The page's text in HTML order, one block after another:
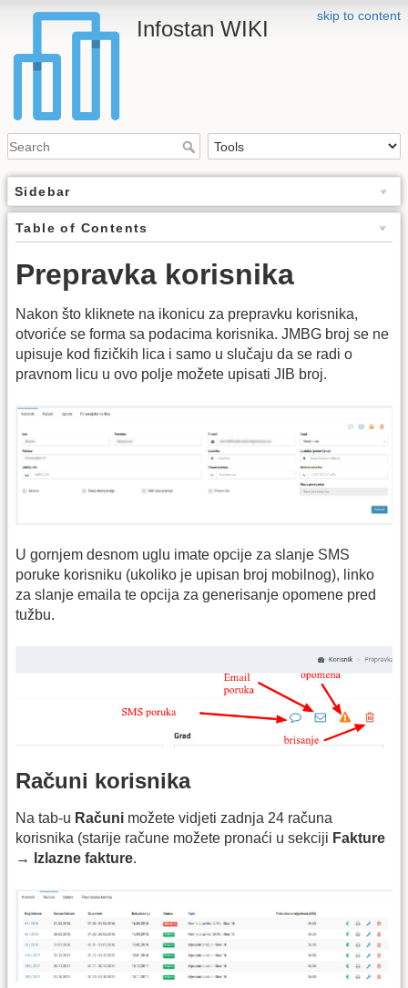
skip to content
Infostan WIKI
Sidebar
Table of Contents
Prepravka korisnika
Nakon što kliknete na ikonicu za prepravku korisnika,
otvoriće se forma sa podacima korisnika. JMBG broj se ne
upisuje kod fizičkih lica i samo u slučaju da se radi o
pravnom licu u ovo polje možete upisati JIB broj.
U gornjem desnom uglu imate opcije za slanje SMS
poruke korisniku (ukoliko je upisan broj mobilnog), linko
za slanje emaila te opcija za generisanje opomene pred
tužbu.
Računi korisnika
Na tab-u Računi možete vidjeti zadnja 24 računa
korisnika (starije račune možete pronaći u sekciji Fakture
→
Izlazne fakture.